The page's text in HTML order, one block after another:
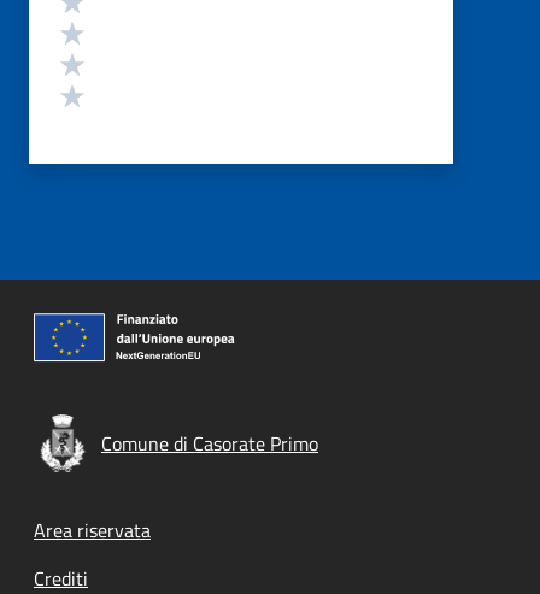
Comune di Casorate Primo
Footer menu
Area riservata
Crediti